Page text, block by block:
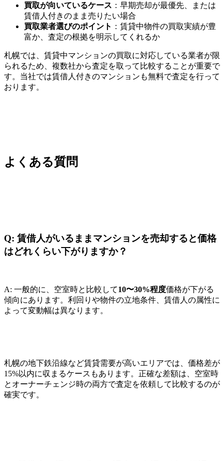
買取が向いているケース ：早期売却が最優先、または
賃借人付きのまま売りたい場合
買取業者選びのポイント ：賃貸中物件の買取実績が豊
富か、査定の根拠を明示してくれるか
札幌では、賃貸中マンションの買取に対応している業者が限
られるため、複数社から査定を取って比較することが重要で
す。当社では賃借人付きのマンションも無料で査定を行って
おります。
よくある質問
Q: 賃借人がいるままマンションを売却すると価格
はどれくらい下がりますか？
A: 一般的に、空室時と比較して10〜30%程度価格が下がる
傾向にあります。利回りや物件の立地条件、賃借人の属性に
よって変動幅は異なります。
札幌の地下鉄沿線など賃貸需要が高いエリアでは、価格差が
15%以内に収まるケースもあります。正確な差額は、空室時
とオーナーチェンジ時の両方で査定を依頼して比較するのが
確実です。